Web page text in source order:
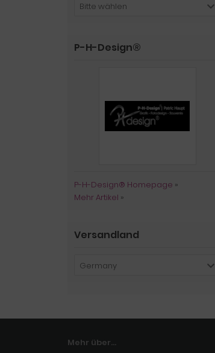
Bitte wählen
P-H-Design®
P-H-Design® Homepage »
Mehr Artikel »
Versandland
Germany
Mehr über...